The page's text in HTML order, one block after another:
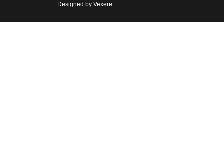
Designed byVexere